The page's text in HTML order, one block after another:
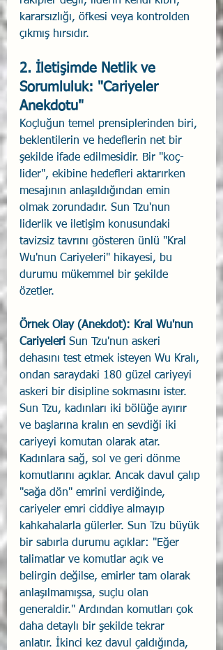
kararsızlığı, öfkesi veya kontrolden
çıkmış hırsıdır.
2. İletişimde Netlik ve
Sorumluluk: "Cariyeler
Anekdotu"
Koçluğun temel prensiplerinden biri,
beklentilerin ve hedeflerin net bir
şekilde ifade edilmesidir. Bir "koç-
lider", ekibine hedefleri aktarırken
mesajının anlaşıldığından emin
olmak zorundadır. Sun Tzu'nun
liderlik ve iletişim konusundaki
tavizsiz tavrını gösteren ünlü "Kral
Wu'nun Cariyeleri" hikayesi, bu
durumu mükemmel bir şekilde
özetler.
Örnek Olay (Anekdot): Kral Wu'nun
Cariyeleri Sun Tzu'nun askeri
dehasını test etmek isteyen Wu Kralı,
ondan saraydaki 180 güzel cariyeyi
askeri bir disipline sokmasını ister.
Sun Tzu, kadınları iki bölüğe ayırır
ve başlarına kralın en sevdiği iki
cariyeyi komutan olarak atar.
Kadınlara sağ, sol ve geri dönme
komutlarını açıklar. Ancak davul çalıp
"sağa dön" emrini verdiğinde,
cariyeler emri ciddiye almayıp
kahkahalarla gülerler. Sun Tzu büyük
bir sabırla durumu açıklar: "Eğer
talimatlar ve komutlar açık ve
belirgin değilse, emirler tam olarak
anlaşılmamışsa, suçlu olan
generaldir." Ardından komutları çok
daha detaylı bir şekilde tekrar
anlatır. İkinci kez davul çaldığında,